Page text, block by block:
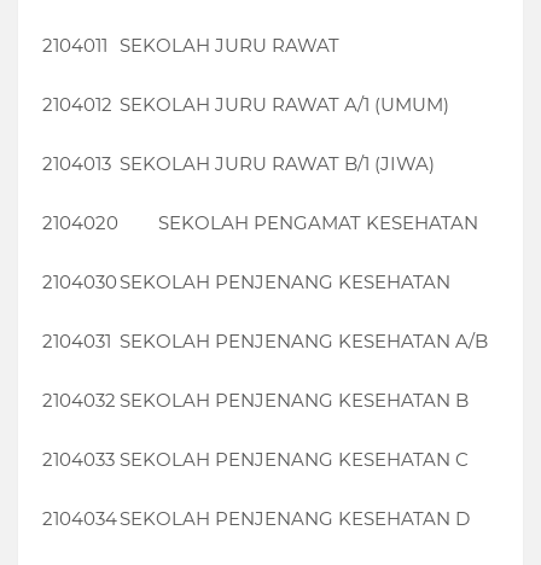
2104011 SEKOLAH JURU RAWAT
2104012 SEKOLAH JURU RAWAT A/1 (UMUM)
2104013 SEKOLAH JURU RAWAT B/1 (JIWA)
2104020 SEKOLAH PENGAMAT KESEHATAN
2104030SEKOLAH PENJENANG KESEHATAN
2104031 SEKOLAH PENJENANG KESEHATAN A/B
2104032 SEKOLAH PENJENANG KESEHATAN B
2104033 SEKOLAH PENJENANG KESEHATAN C
2104034SEKOLAH PENJENANG KESEHATAN D